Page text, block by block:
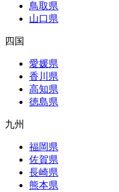
鳥取県
山口県
四国
愛媛県
香川県
高知県
徳島県
九州
福岡県
佐賀県
長崎県
熊本県